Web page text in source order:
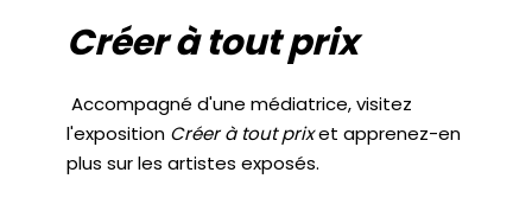
Créer à tout prix
Accompagné d'une médiatrice, visitez
l'exposition Créer à tout prixet apprenez-en
plus sur les artistes exposés.